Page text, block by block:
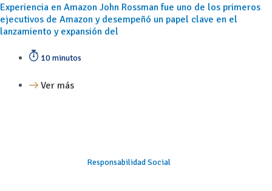
Experiencia en Amazon John Rossman fue uno de los primeros
ejecutivos de Amazon y desempeñó un papel clave en el
lanzamiento y expansión del
10 minutos
Ver más
Responsabilidad Social